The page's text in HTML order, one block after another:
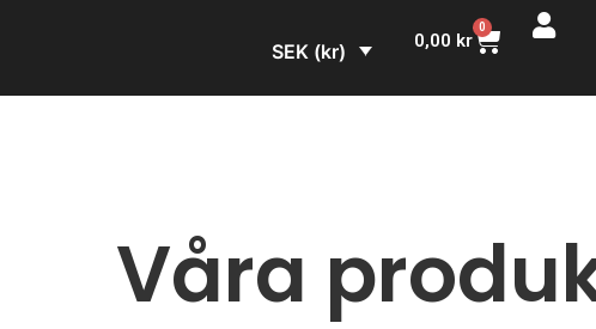
SEK (kr) 0,00 kr
0
Våra